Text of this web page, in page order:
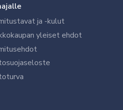
ja -kulut
yleiset ehdot